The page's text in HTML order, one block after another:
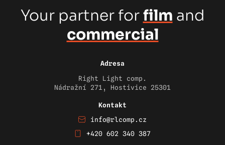
Your partner forfilm and
commercial
Adresa
Right Light comp.
Nádražní 271, Hostivice 25301
Kontakt
info@rlcomp.cz
+420 602 340 387